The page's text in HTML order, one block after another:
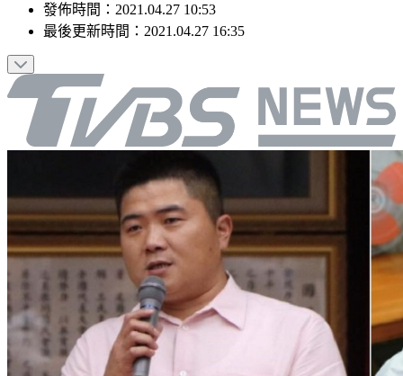
最後更新時間： 2021.04.27 16:35